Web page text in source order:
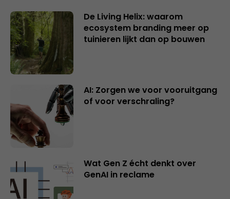
De Living Helix: waarom
ecosystem branding meer op
tuinieren lijkt dan op bouwen
AI: Zorgen we voor vooruitgang
of voor verschraling?
Wat Gen Z écht denkt over
GenAI in reclame